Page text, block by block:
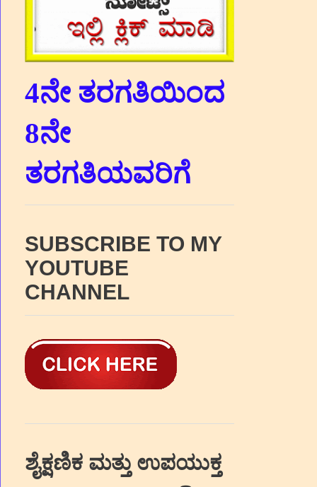
4ನೇ ತರಗತಿಯಿಂದ
8ನೇ
ತರಗತಿಯವರಿಗೆ
SUBSCRIBE TO MY
YOUTUBE
CHANNEL
ಶೈಕ್ಷಣಿಕ ಮತ್ತು ಉಪಯುಕ್ತ